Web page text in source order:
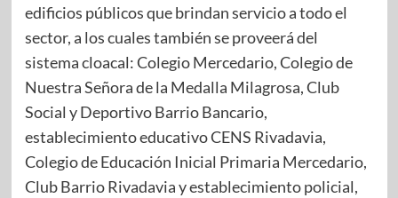
edificios públicos que brindan servicio a todo el
sector, a los cuales también se proveerá del
sistema cloacal: Colegio Mercedario, Colegio de
Nuestra Señora de la Medalla Milagrosa, Club
Social y Deportivo Barrio Bancario,
establecimiento educativo CENS Rivadavia,
Colegio de Educación Inicial Primaria Mercedario,
Club Barrio Rivadavia y establecimiento policial,